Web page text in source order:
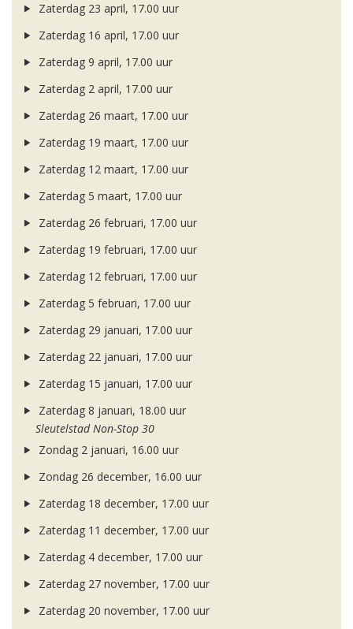
Zaterdag 23 april, 17.00 uur
Zaterdag 16 april, 17.00 uur
Zaterdag 9 april, 17.00 uur
Zaterdag 2 april, 17.00 uur
Zaterdag 26 maart, 17.00 uur
Zaterdag 19 maart, 17.00 uur
Zaterdag 12 maart, 17.00 uur
Zaterdag 5 maart, 17.00 uur
Zaterdag 26 februari, 17.00 uur
Zaterdag 19 februari, 17.00 uur
Zaterdag 12 februari, 17.00 uur
Zaterdag 5 februari, 17.00 uur
Zaterdag 29 januari, 17.00 uur
Zaterdag 22 januari, 17.00 uur
Zaterdag 15 januari, 17.00 uur
Zaterdag 8 januari, 18.00 uur
Sleutelstad Non-Stop 30
Zondag 2 januari, 16.00 uur
Zondag 26 december, 16.00 uur
Zaterdag 18 december, 17.00 uur
Zaterdag 11 december, 17.00 uur
Zaterdag 4 december, 17.00 uur
Zaterdag 27 november, 17.00 uur
Zaterdag 20 november, 17.00 uur